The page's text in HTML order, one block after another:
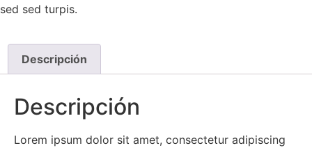
sed sed turpis.
Descripción
Descripción
Lorem ipsum dolor sit amet, consectetur adipiscing